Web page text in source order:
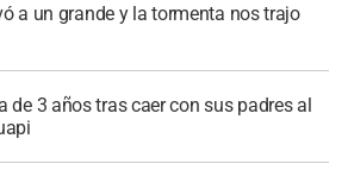
a un grande y la tormenta nos trajo
de 3 años tras caer con sus padres al